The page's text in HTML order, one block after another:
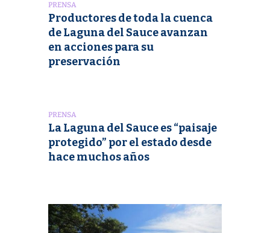
PRENSA
Productores de toda la cuenca
de Laguna del Sauce avanzan
en acciones para su
preservación
PRENSA
La Laguna del Sauce es “paisaje
protegido” por el estado desde
hace muchos años